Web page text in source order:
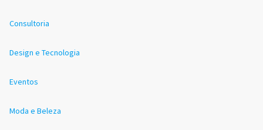
Consultoria
Design e Tecnologia
Eventos
Moda e Beleza